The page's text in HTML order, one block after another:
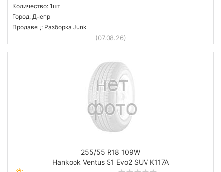
Количество: 1шт
Город: Днепр
Продавец: Разборка Junk
(07.08.26)
255/55 R18 109W
Hankook Ventus S1 Evo2 SUV K117A